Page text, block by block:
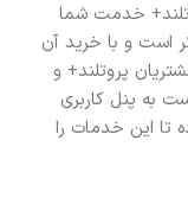
خدمت شما
است و با خرید آن
پروتلند+ و
به پنل کاربری
تا این خدمات را